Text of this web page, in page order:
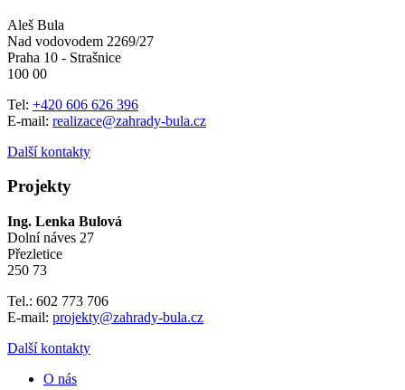
Aleš Bula
Nad vodovodem 2269/27
Praha 10 - Strašnice
100 00
Tel: +420 606 626 396
E-mail: realizace@zahrady-bula.cz
Další kontakty
Projekty
Ing. Lenka Bulová
Dolní náves 27
Přezletice
250 73
Tel.: 602 773 706
E-mail: projekty@zahrady-bula.cz
Další kontakty
O nás